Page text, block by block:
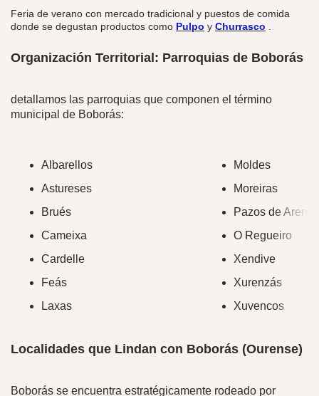
Feria de verano con mercado tradicional y puestos de comida
donde se degustan productos como Pulpo y Churrasco .
Organización Territorial: Parroquias de Boborás
detallamos las parroquias que componen el término
municipal de Boborás:
Albarellos
Astureses
Brués
Cameixa
Cardelle
Feás
Laxas
Moldes
Moreiras
Pazos de
O Regueiro
Xendive
Xurenzás
Xuvencos
Localidades que Lindan con Boborás (Ourense)
Boborás se encuentra estratégicamente rodeado por